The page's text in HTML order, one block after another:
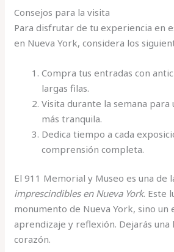
Consejos para la visita
Para disfrutar de tu experiencia en
en Nueva York, considera los
Compra tus entradas con
largas filas.
Visita durante la semana para
más tranquila.
Dedica tiempo a cada
comprensión completa.
El 911 Memorial y Museo es una de
imprescindibles en Nueva York. Este
monumento de Nueva York, sino un
aprendizaje y reflexión. Dejarás una
corazón.